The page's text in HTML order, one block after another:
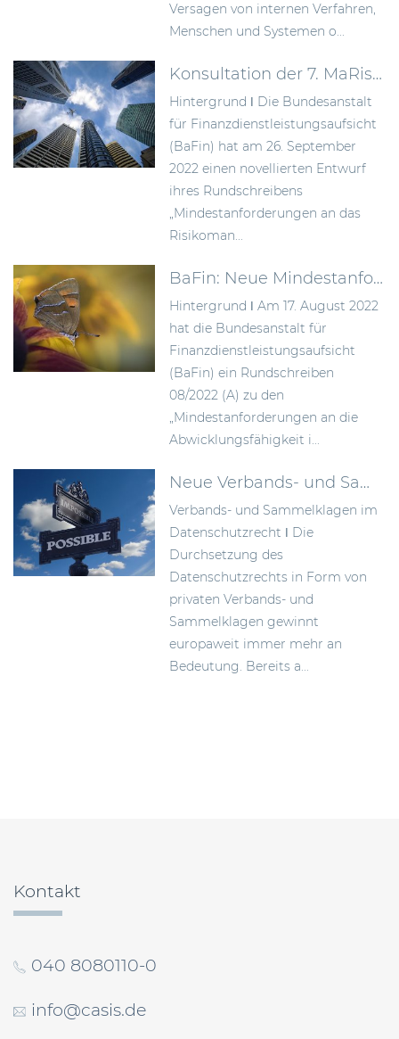
Versagen von internen Verfahren,
Menschen und Systemen o...
Konsultation der 7. MaRisk-Novelle
Hintergrund ǀ Die Bundesanstalt
für Finanzdienstleistungsaufsicht
(BaFin) hat am 26. September
2022 einen novellierten Entwurf
ihres Rundschreibens
„Mindestanforderungen an das
Risikoman...
BaFin: Neue Mindestanforderungen zur Verbesserung der Abwicklungsfähigkeit von Instituten
Hintergrund ǀ Am 17. August 2022
hat die Bundesanstalt für
Finanzdienstleistungsaufsicht
(BaFin) ein Rundschreiben
08/2022 (A) zu den
„Mindestanforderungen an die
Abwicklungsfähigkeit i...
Neue Verbands- und Sammelklagen im Datenschutzrecht
Verbands- und Sammelklagen im
Datenschutzrecht ǀ Die
Durchsetzung des
Datenschutzrechts in Form von
privaten Verbands- und
Sammelklagen gewinnt
europaweit immer mehr an
Bedeutung. Bereits a...
Kontakt
040 8080110-0
info@casis.de